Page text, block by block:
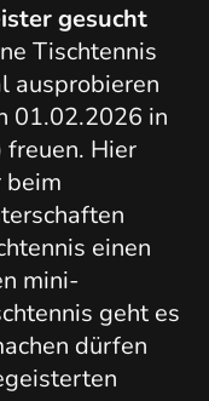
gesucht
Tischtennis
ausprobieren
01.02.2026 in
Hier
beim
einen
mini-
geht es
dürfen